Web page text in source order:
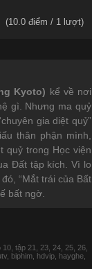
(10.0điểm / 1lượt)
Kyoto) kể về nơi
gì. Nhưng ma quỷ
gia diệt quỷ”
thân phận mình,
quỷ trong Học viện
Đất tập kích. Vì lo
“Mắt trái của Bất
bất ngờ.
tập 21, 23, 24, 25, 26,
biphim, hdvip, hayghe,